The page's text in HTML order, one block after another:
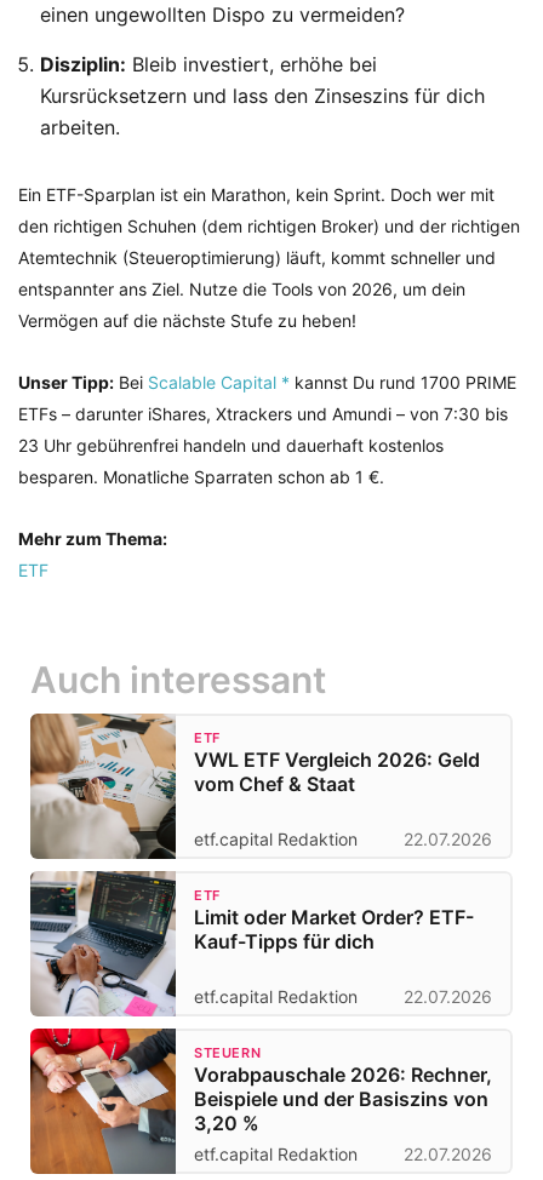
einen ungewollten Dispo zu vermeiden?
Disziplin: Bleib investiert, erhöhe bei
Kursrücksetzern und lass den Zinseszins für dich
arbeiten.
Ein ETF-Sparplan ist ein Marathon, kein Sprint. Doch wer mit
den richtigen Schuhen (dem richtigen Broker) und der richtigen
Atemtechnik (Steueroptimierung) läuft, kommt schneller und
entspannter ans Ziel. Nutze die Tools von 2026, um dein
Vermögen auf die nächste Stufe zu heben!
Unser Tipp: Bei Scalable Capital * kannst Du rund 1700 PRIME
ETFs – darunter iShares, Xtrackers und Amundi – von 7:30 bis
23 Uhr gebührenfrei handeln und dauerhaft kostenlos
besparen. Monatliche Sparraten schon ab 1 €.
Mehr zum Thema:
ETF
Auch interessant
ETF
VWL ETF Vergleich 2026: Geld
vom Chef & Staat
etf.capital Redaktion 22.07.2026
ETF
Limit oder Market Order? ETF-
Kauf-Tipps für dich
etf.capital Redaktion 22.07.2026
STEUERN
Vorabpauschale 2026: Rechner,
Beispiele und der Basiszins von
3,20 %
etf.capital Redaktion 22.07.2026